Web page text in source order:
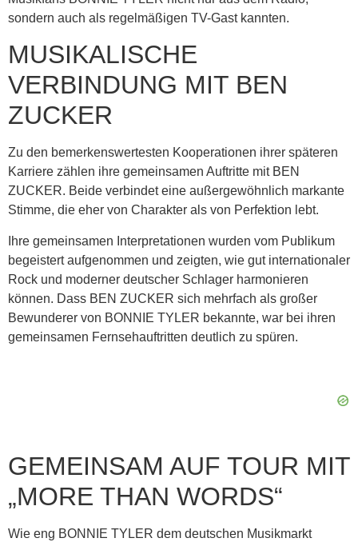
sondern auch als regelmäßigen TV-Gast kannten.
MUSIKALISCHE
VERBINDUNG MIT BEN
ZUCKER
Zu den bemerkenswertesten Kooperationen ihrer späteren
Karriere zählen ihre gemeinsamen Auftritte mit BEN
ZUCKER. Beide verbindet eine außergewöhnlich markante
Stimme, die eher von Charakter als von Perfektion lebt.
Ihre gemeinsamen Interpretationen wurden vom Publikum
begeistert aufgenommen und zeigten, wie gut internationaler
Rock und moderner deutscher Schlager harmonieren
können. Dass BEN ZUCKER sich mehrfach als großer
Bewunderer von BONNIE TYLER bekannte, war bei ihren
gemeinsamen Fernsehauftritten deutlich zu spüren.
GEMEINSAM AUF TOUR MIT
„MORE THAN WORDS“
Wie eng BONNIE TYLER dem deutschen Musikmarkt